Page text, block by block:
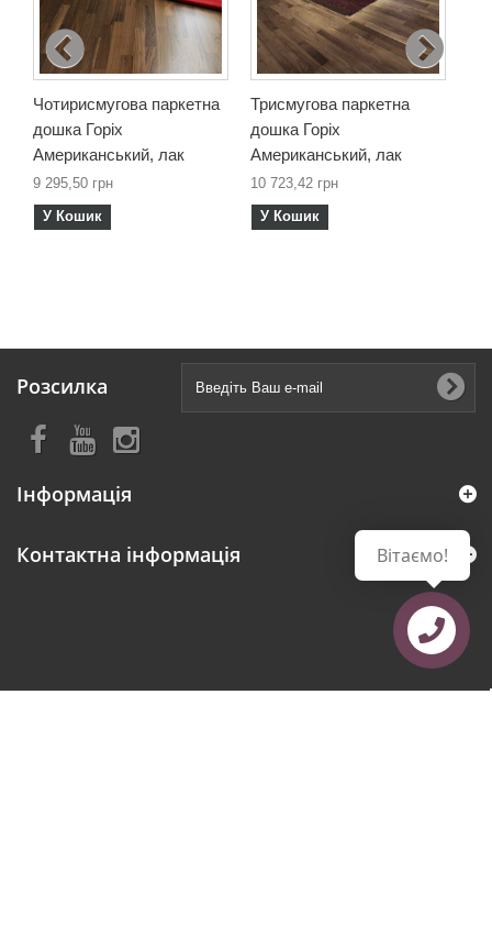
Чотирисмугова паркетна
дошка Горіх
Американський, лак
9 295,50 грн
У Кошик
Трисмугова паркетна
дошка Горіх
Американський, лак
10 723,42 грн
У Кошик
Розсилка
Інформація
Контактна інформація Вітаємо!